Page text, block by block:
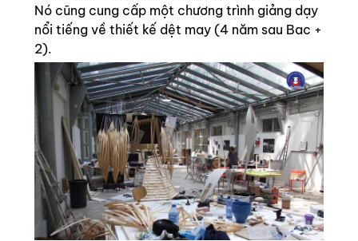
Nó cũng cung cấp một chương trình giảng dạy
nổi tiếng về thiết kế dệt may (4 năm sau Bac +
2).